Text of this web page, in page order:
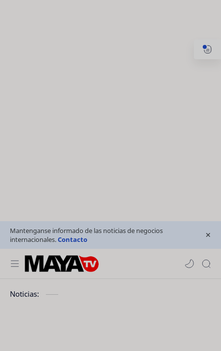
Mantenganse informado de las noticias de negocios
internacionales.Contacto
Noticias: